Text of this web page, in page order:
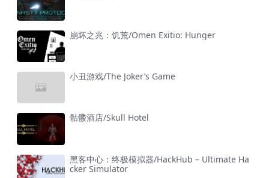
崩坏之兆：饥荒/Omen Exitio: Hunger
小丑游戏/The Joker’s Game
骷髅酒店/Skull Hotel
黑客中心：终极模拟器/HackHub – Ultimate Ha
cker Simulator